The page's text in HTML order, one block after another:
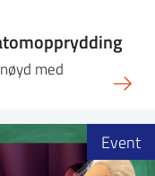
med
Event